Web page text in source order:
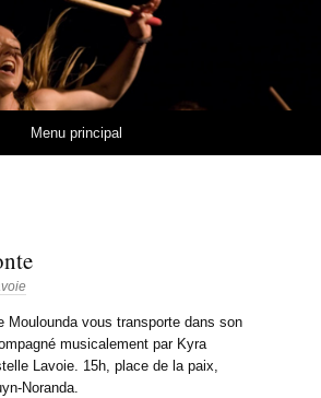
Estelle Lavoie
L'AFRIQUE DE L'OUEST
Menu principal
Moulounda vous transporte dans son
musicalement par Kyra
Lavoie. 15h, place de la paix,
Noranda.